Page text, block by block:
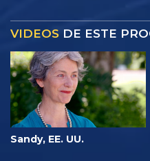
VIDEOS DE ESTE
Sandy, EE. UU.